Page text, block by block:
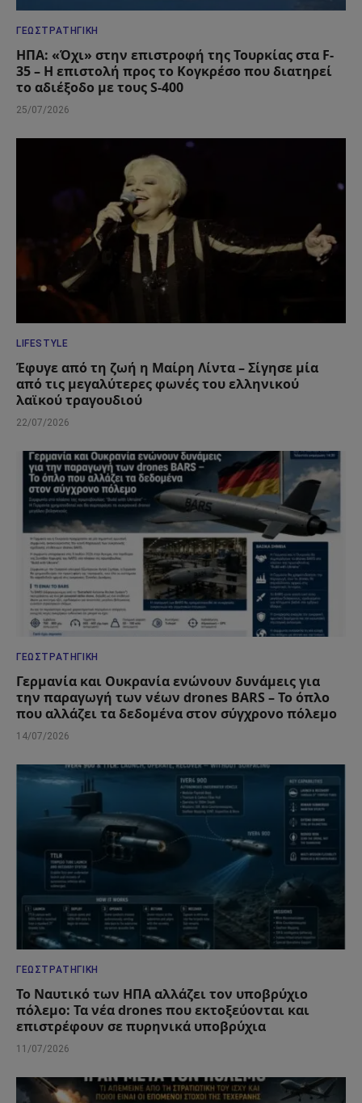
ΓΕΩΣΤΡΑΤΗΓΙΚΉ
ΗΠΑ: «Όχι» στην επιστροφή της Τουρκίας στα F-
35 – Η επιστολή προς το Κογκρέσο που διατηρεί
το αδιέξοδο με τους S-400
25/07/2026
LIFESTYLE
Έφυγε από τη ζωή η Μαίρη Λίντα – Σίγησε μία
από τις μεγαλύτερες φωνές του ελληνικού
λαϊκού τραγουδιού
22/07/2026
ΓΕΩΣΤΡΑΤΗΓΙΚΉ
Γερμανία και Ουκρανία ενώνουν δυνάμεις για
την παραγωγή των νέων drones BARS – Το όπλο
που αλλάζει τα δεδομένα στον σύγχρονο πόλεμο
14/07/2026
ΓΕΩΣΤΡΑΤΗΓΙΚΉ
Το Ναυτικό των ΗΠΑ αλλάζει τον υποβρύχιο
πόλεμο: Τα νέα drones που εκτοξεύονται και
επιστρέφουν σε πυρηνικά υποβρύχια
11/07/2026